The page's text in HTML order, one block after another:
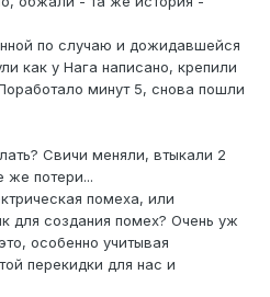
по случаю и дожидавшейся
как у Нага написано, крепили
минут 5, снова пошли
Свичи меняли, втыкали 2
же потери...
помеха, или
для создания помех? Очень уж
особенно учитывая
перекидки для нас и